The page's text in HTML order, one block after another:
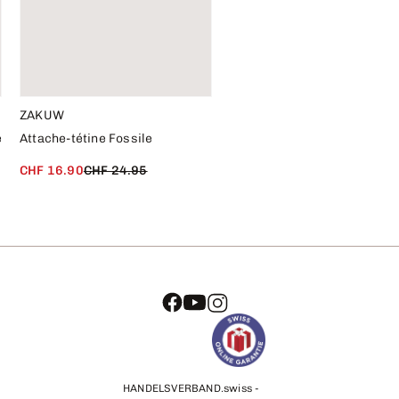
ZAKUW
Attache-tétine Fossile
CHF 16.90CHF 24.95
HANDELSVERBAND.swiss -